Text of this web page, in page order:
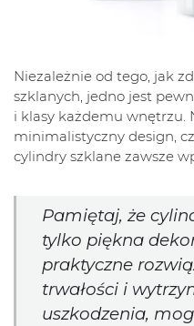
Niezależnie od tego, jak
szklanych, jedno jest
i klasy każdemu wnętrzu.
minimalistyczny design,
cylindry szklane zawsze
Pamiętaj, że
tylko piękna
praktyczne
trwałości i
uszkodzenia,